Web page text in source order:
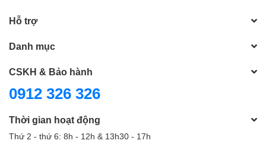
Hỗ trợ
Danh mục
CSKH & Bảo hành
0912 326 326
Thời gian hoạt động
Thứ 2 - thứ 6: 8h - 12h & 13h30 - 17h